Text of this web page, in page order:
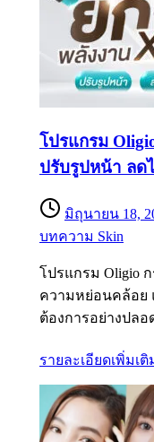
โปรแกรม
ปรับรูปหน้า ลด
มิถุนายน 18,
บทความ Skin
โปรแกรม Oligio
ความหย่อนคล้อย
ต้องการอย่างปล
รายละเอียดเพิ่มเติ